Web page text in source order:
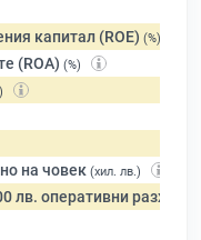
капитал (ROE) (%)
(ROA) (%)
на човек (хил. лв.)
лв. оперативни разходи